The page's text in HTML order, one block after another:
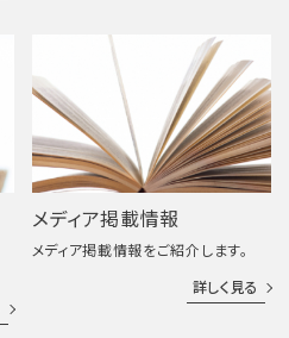
メディア掲載情報
メディア掲載情報をご紹介します。
詳しく見る